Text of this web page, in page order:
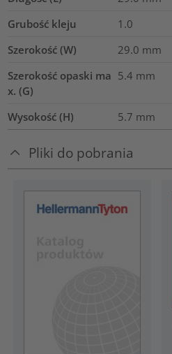
Grubość kleju
1.0
Szerokość (W)
29.0 mm
Szerokość opaski ma
x. (G)
5.4 mm
Wysokość (H) 5.7 mm
Pliki do pobrania